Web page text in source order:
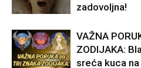
zadovoljna!
VAŽNA
ZODIJAKA:
sreća kuca